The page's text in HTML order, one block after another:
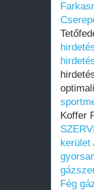
Koffer
kerület
Fég